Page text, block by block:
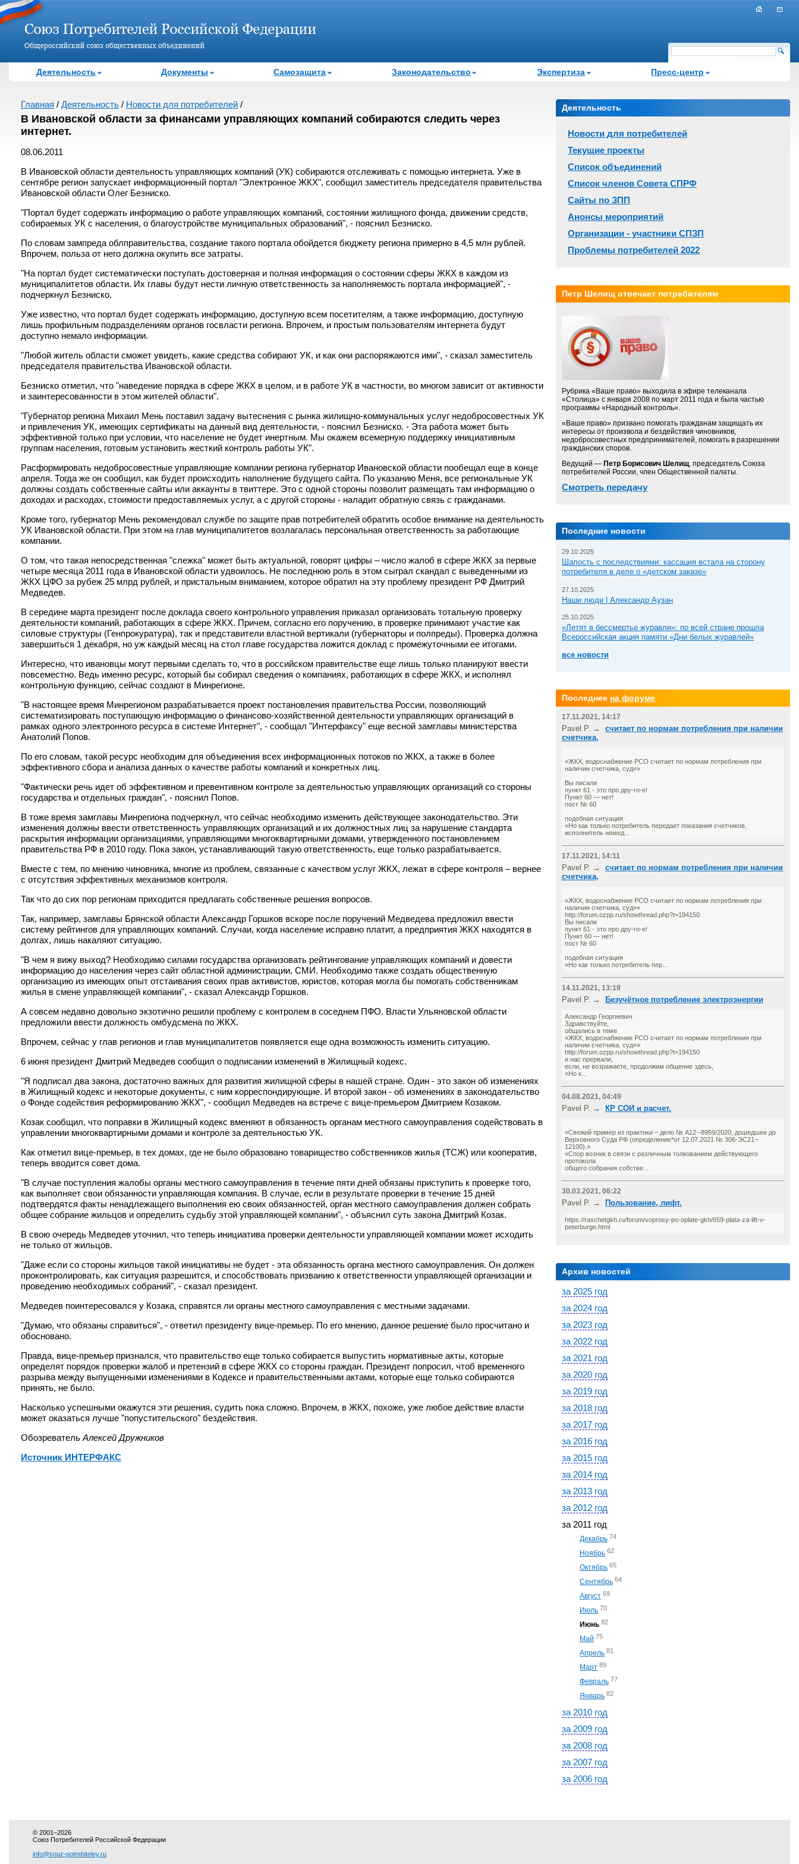
Деятельность Документы Самозащита Законодательство Экспертиза Пресс-центр
Главная / Деятельность / Новости для потребителей /
В Ивановской области за финансами управляющих компаний собираются следить через
интернет.
08.06.2011
В Ивановской области деятельность управляющих компаний (УК) собираются отслеживать с помощью интернета. Уже в
сентябре регион запускает информационный портал "Электронное ЖКХ", сообщил заместитель председателя правительства
Ивановской области Олег Безниско.
"Портал будет содержать информацию о работе управляющих компаний, состоянии жилищного фонда, движении средств,
собираемых УК с населения, о благоустройстве муниципальных образований", - пояснил Безниско.
По словам зампреда облправительства, создание такого портала обойдется бюджету региона примерно в 4,5 млн рублей.
Впрочем, польза от него должна окупить все затраты.
"На портал будет систематически поступать достоверная и полная информация о состоянии сферы ЖКХ в каждом из
муниципалитетов области. Их главы будут нести личную ответственность за наполняемость портала информацией", -
подчеркнул Безниско.
Уже известно, что портал будет содержать информацию, доступную всем посетителям, а также информацию, доступную
лишь профильным подразделениям органов госвласти региона. Впрочем, и простым пользователям интернета будут
доступно немало информации.
"Любой житель области сможет увидеть, какие средства собирают УК, и как они распоряжаются ими", - сказал заместитель
председателя правительства Ивановской области.
Безниско отметил, что "наведение порядка в сфере ЖКХ в целом, и в работе УК в частности, во многом зависит от активности
и заинтересованности в этом жителей области".
"Губернатор региона Михаил Мень поставил задачу вытеснения с рынка жилищно-коммунальных услуг недобросовестных УК
и привлечения УК, имеющих сертификаты на данный вид деятельности, - пояснил Безниско. - Эта работа может быть
эффективной только при условии, что население не будет инертным. Мы окажем всемерную поддержку инициативным
группам населения, готовым установить жесткий контроль работы УК".
Расформировать недобросовестные управляющие компании региона губернатор Ивановской области пообещал еще в конце
апреля. Тогда же он сообщил, как будет происходить наполнение будущего сайта. По указанию Меня, все региональные УК
должны создать собственные сайты или аккаунты в твиттере. Это с одной стороны позволит размещать там информацию о
доходах и расходах, стоимости предоставляемых услуг, а с другой стороны - наладит обратную связь с гражданами.
Кроме того, губернатор Мень рекомендовал службе по защите прав потребителей обратить особое внимание на деятельность
УК Ивановской области. При этом на глав муниципалитетов возлагалась персональная ответственность за работающие
компании.
О том, что такая непосредственная "слежка" может быть актуальной, говорят цифры – число жалоб в сфере ЖКХ за первые
четыре месяца 2011 года в Ивановской области удвоилось. Не последнюю роль в этом сыграл скандал с выведенными из
ЖКХ ЦФО за рубеж 25 млрд рублей, и пристальным вниманием, которое обратил на эту проблему президент РФ Дмитрий
Медведев.
В середине марта президент после доклада своего контрольного управления приказал организовать тотальную проверку
деятельности компаний, работающих в сфере ЖКХ. Причем, согласно его поручению, в проверке принимают участие как
силовые структуры (Генпрокуратура), так и представители властной вертикали (губернаторы и полпреды). Проверка должна
завершиться 1 декабря, но уж каждый месяц на стол главе государства ложится доклад с промежуточными ее итогами.
Интересно, что ивановцы могут первыми сделать то, что в российском правительстве еще лишь только планируют ввести
повсеместно. Ведь именно ресурс, который бы собирал сведения о компаниях, работающих в сфере ЖКХ, и исполнял
контрольную функцию, сейчас создают в Минрегионе.
"В настоящее время Минрегионом разрабатывается проект постановления правительства России, позволяющий
систематизировать поступающую информацию о финансово-хозяйственной деятельности управляющих организаций в
рамках одного электронного ресурса в системе Интернет", - сообщал "Интерфаксу" еще весной замглавы министерства
Анатолий Попов.
По его словам, такой ресурс необходим для объединения всех информационных потоков по ЖКХ, а также в более
эффективного сбора и анализа данных о качестве работы компаний и конкретных лиц.
"Фактически речь идет об эффективном и превентивном контроле за деятельностью управляющих организаций со стороны
государства и отдельных граждан", - пояснил Попов.
В тоже время замглавы Минрегиона подчеркнул, что сейчас необходимо изменить действующее законодательство. Эти
изменения должны ввести ответственность управляющих организаций и их должностных лиц за нарушение стандарта
раскрытия информации организациями, управляющими многоквартирными домами, утвержденного постановлением
правительства РФ в 2010 году. Пока закон, устанавливающий такую ответственность, еще только разрабатывается.
Вместе с тем, по мнению чиновника, многие из проблем, связанные с качеством услуг ЖКХ, лежат в сфере контроля – вернее
с отсутствия эффективных механизмов контроля.
Так что до сих пор регионам приходится предлагать собственные решения вопросов.
Так, например, замглавы Брянской области Александр Горшков вскоре после поручений Медведева предложил ввести
систему рейтингов для управляющих компаний. Случаи, когда население исправно платит, а предприятия ЖКХ находятся в
долгах, лишь накаляют ситуацию.
"В чем я вижу выход? Необходимо силами государства организовать рейтингование управляющих компаний и довести
информацию до населения через сайт областной администрации, СМИ. Необходимо также создать общественную
организацию из имеющих опыт отстаивания своих прав активистов, юристов, которая могла бы помогать собственникам
жилья в смене управляющей компании", - сказал Александр Горшков.
А совсем недавно довольно экзотично решили проблему с контролем в соседнем ПФО. Власти Ульяновской области
предложили ввести должность омбудсмена по ЖКХ.
Впрочем, сейчас у глав регионов и глав муниципалитетов появляется еще одна возможность изменить ситуацию.
6 июня президент Дмитрий Медведев сообщил о подписании изменений в Жилищный кодекс.
"Я подписал два закона, достаточно важных для развития жилищной сферы в нашей стране. Один - это закон об изменениях
в Жилищный кодекс и некоторые документы, с ним корреспондирующие. И второй закон - об изменениях в законодательство
о Фонде содействия реформированию ЖКХ", - сообщил Медведев на встрече с вице-премьером Дмитрием Козаком.
Козак сообщил, что поправки в Жилищный кодекс вменяют в обязанность органам местного самоуправления содействовать в
управлении многоквартирными домами и контроле за деятельностью УК.
Как отметил вице-премьер, в тех домах, где не было образовано товарищество собственников жилья (ТСЖ) или кооператив,
теперь вводится совет дома.
"В случае поступления жалобы органы местного самоуправления в течение пяти дней обязаны приступить к проверке того,
как выполняет свои обязанности управляющая компания. В случае, если в результате проверки в течение 15 дней
подтвердятся факты ненадлежащего выполнения ею своих обязанностей, орган местного самоуправления должен собрать
общее собрание жильцов и определить судьбу этой управляющей компании", - объяснил суть закона Дмитрий Козак.
В свою очередь Медведев уточнил, что теперь инициатива проверки деятельности управляющей компании может исходить
не только от жильцов.
"Даже если со стороны жильцов такой инициативы не будет - эта обязанность органа местного самоуправления. Он должен
проконтролировать, как ситуация разрешится, и способствовать призванию к ответственности управляющей организации и
проведению необходимых собраний", - сказал президент.
Медведев поинтересовался у Козака, справятся ли органы местного самоуправления с местными задачами.
"Думаю, что обязаны справиться", - ответил президенту вице-премьер. По его мнению, данное решение было просчитано и
обосновано.
Правда, вице-премьер признался, что правительство еще только собирается выпустить нормативные акты, которые
определят порядок проверки жалоб и претензий в сфере ЖКХ со стороны граждан. Президент попросил, чтоб временного
разрыва между выпущенными изменениями в Кодексе и правительственными актами, которые еще только собираются
принять, не было.
Насколько успешными окажутся эти решения, судить пока сложно. Впрочем, в ЖКХ, похоже, уже любое действие власти
может оказаться лучше "попустительского" бездействия.
Обозреватель Алексей Дружников
Источник ИНТЕРФАКС
Деятельность
Новости для потребителей
Текущие проекты
Список объединений
Список членов Совета СПРФ
Сайты по ЗПП
Анонсы мероприятий
Организации - участники СПЗП
Проблемы потребителей 2022
Петр Шелищ отвечает потребителям
Рубрика «Ваше право» выходила в эфире телеканала
«Столица» с января 2008 по март 2011 года и была частью
программы «Народный контроль».
«Ваше право» призвано помогать гражданам защищать их
интересы от произвола и бездействия чиновников,
недобросовестных предпринимателей, помогать в разрешении
гражданских споров.
Ведущий — Петр Борисович Шелищ, председатель Союза
потребителей России, член Общественной палаты.
Смотреть передачу
Последние новости
29.10.2025
Шалость с последствиями: кассация встала на сторону
потребителя в деле о «детском заказе»
27.10.2025
Наши люди | Александр Аузан
25.10.2025
«Летят в бессмертье журавли»: по всей стране прошла
Всероссийская акция памяти «Дни белых журавлей»
все новости
Последнее на форуме
17.11.2021, 14:17
Pavel P. → считает по нормам потребления при наличии
счетчика,
«ЖКХ, водоснабжение РСО считает по нормам потребления при
наличии счетчика, суд»»
Вы писали
пункт 61 - это про дру-го-е!
Пункт 60 — нет!
пост № 60
подобная ситуация
«Но как только потребитель передает показания счетчиков,
исполнитель немед...
17.11.2021, 14:11
Pavel P. → считает по нормам потребления при наличии
счетчика,
«ЖКХ, водоснабжение РСО считает по нормам потребления при
наличии счетчика, суд»»
http://forum.ozpp.ru/showthread.php?t=194150
Вы писали
пункт 61 - это про дру-го-е!
Пункт 60 — нет!
пост № 60
подобная ситуация
«Но как только потребитель пер...
14.11.2021, 13:19
Pavel P. → Безучётное потребление электроэнергии
Александр Георгиевич
Здравствуйте,
общались в теме
«ЖКХ, водоснабжение РСО считает по нормам потребления при
наличии счетчика, суд»»
http://forum.ozpp.ru/showthread.php?t=194150
и нас прервали,
если, не возражаете, продолжим общение здесь,
«Но к...
04.08.2021, 04:49
Pavel P. → КР СОИ и расчет.
«Свежий пример из практики – дело № А12 – 8959/2020, дошедшее до
Верховного Суда РФ (определение*от 12.07.2021 № 306-ЭС21 –
12100).»
«Спор возник в связи с различным толкованием действующего
протокола
общего собрания собстве...
30.03.2021, 06:22
Pavel P. → Пользование, лифт.
https://raschetgkh.ru/forum/voprosy-po-oplate-gkh/659-plata-za-lift-v-
peterburge.html
Архив новостей
за 2025 год
за 2024 год
за 2023 год
за 2022 год
за 2021 год
за 2020 год
за 2019 год
за 2018 год
за 2017 год
за 2016 год
за 2015 год
за 2014 год
за 2013 год
за 2012 год
за 2011 год
Декабрь 74
Ноябрь 62
Октябрь 65
Сентябрь 64
Август 69
Июль 70
Июнь 82
Май 75
Апрель 81
Март 89
Февраль 77
Январь 82
за 2010 год
за 2009 год
за 2008 год
за 2007 год
за 2006 год
© 2001–2026
Союз Потребителей Российской Федерации
info@souz-potrebiteley.ru